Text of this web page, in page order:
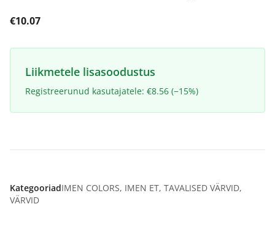
€10.07
Liikmetele lisasoodustus
Registreerunud kasutajatele: €8.56 (−15%)
KategooriadIMEN COLORS, IMEN ET, TAVALISED VÄRVID,
VÄRVID